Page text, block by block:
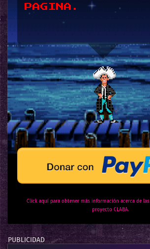
Click aquí para obtener más información acerca de
proyecto CLABA.